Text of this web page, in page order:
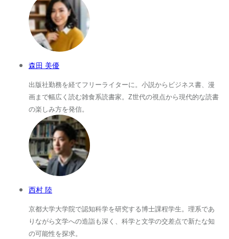
森田 美優
出版社勤務を経てフリーライターに。小説からビジネス書、漫
画まで幅広く読む雑食系読書家。Z世代の視点から現代的な読書
の楽しみ方を発信。
西村 陸
京都大学大学院で認知科学を研究する博士課程学生。理系であ
りながら文学への造詣も深く、科学と文学の交差点で新たな知
の可能性を探求。